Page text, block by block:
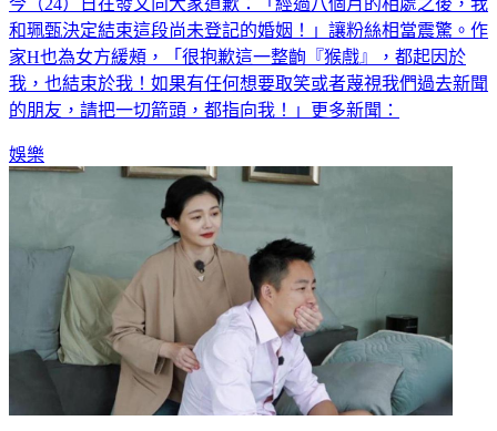
和珮甄決定結束這段尚未登記的婚姻！」讓粉絲相當震驚。作
家H也為女方緩頰，「很抱歉這一整齣『猴戲』，都起因於
我，也結束於我！如果有任何想要取笑或者蔑視我們過去新聞
的朋友，請把一切箭頭，都指向我！」更多新聞：
娛樂